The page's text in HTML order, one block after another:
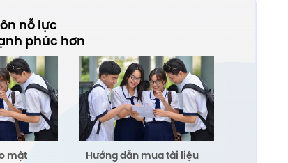
nỗ lực
phúc hơn
mật Hướng dẫn mua tài liệu